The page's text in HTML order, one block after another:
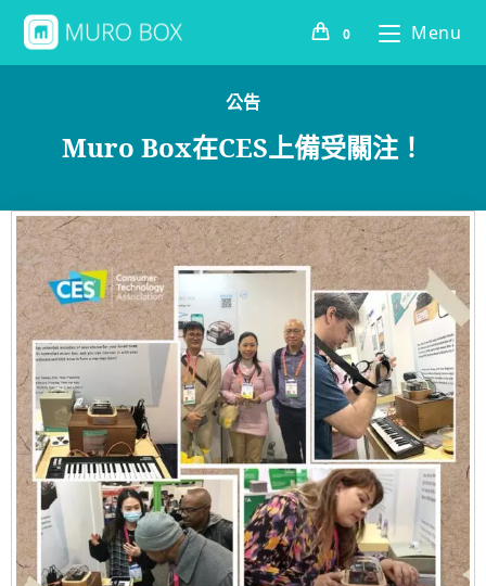
0 Menu
公告
Muro Box在CES上備受關注！